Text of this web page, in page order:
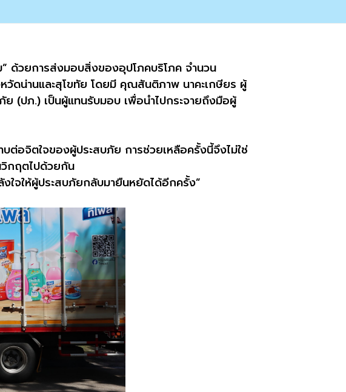
ด้วยการส่งมอบสิ่งของอุปโภคบริโภค จำนวน
วัดน่านและสุโขทัย โดยมี คุณสันติภาพ นาคะเกษียร ผู้
(ปภ.) เป็นผู้แทนรับมอบ เพื่อนำไปกระจายถึงมือผู้
อจิตใจของผู้ประสบภัย การช่วยเหลือครั้งนี้จึงไม่ใช่
วิกฤตไปด้วยกัน
งใจให้ผู้ประสบภัยกลับมายืนหยัดได้อีกครั้ง”